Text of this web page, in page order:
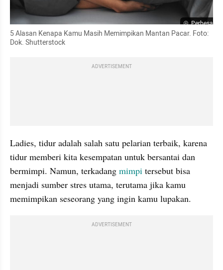
Perbesar
5 Alasan Kenapa Kamu Masih Memimpikan Mantan Pacar. Foto:
Dok. Shutterstock
ADVERTISEMENT
Ladies, tidur adalah salah satu pelarian terbaik, karena
tidur memberi kita kesempatan untuk bersantai dan
bermimpi. Namun, terkadang mimpi tersebut bisa
menjadi sumber stres utama, terutama jika kamu
memimpikan seseorang yang ingin kamu lupakan.
ADVERTISEMENT